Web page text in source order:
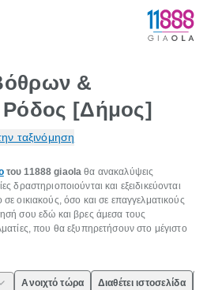
&
Ρόδος [Δήμος]
ταξινόμηση
του 11888 giaola θα ανακαλύψεις
δραστηριοποιούνται και εξειδικεύονται
σε οικιακούς, όσο και σε επαγγελματικούς
σου εδώ και βρες άμεσα τους
που θα εξυπηρετήσουν στο μέγιστο
Ανοιχτό τώρα Διαθέτει ιστοσελίδα